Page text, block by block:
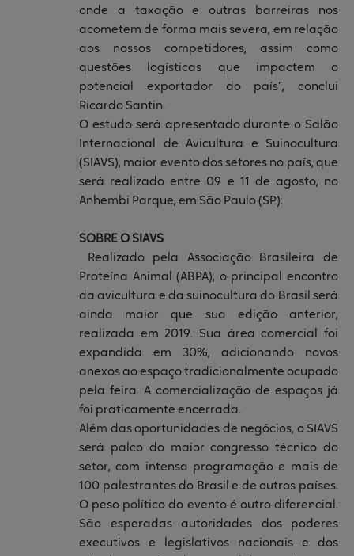
onde a taxação e outras barreiras nos
acometem de forma mais severa, em relação
aos nossos competidores, assim como
questões logísticas que impactem o
potencial exportador do país”, conclui
Ricardo Santin.
O estudo será apresentado durante o Salão
Internacional de Avicultura e Suinocultura
(SIAVS), maior evento dos setores no país, que
será realizado entre 09 e 11 de agosto, no
Anhembi Parque, em São Paulo (SP).
SOBRE O SIAVS
Realizado pela Associação Brasileira de
Proteína Animal (ABPA), o principal encontro
da avicultura e da suinocultura do Brasil será
ainda maior que sua edição anterior,
realizada em 2019. Sua área comercial foi
expandida em 30%, adicionando novos
anexos ao espaço tradicionalmente ocupado
pela feira. A comercialização de espaços já
foi praticamente encerrada.
Além das oportunidades de negócios, o SIAVS
será palco do maior congresso técnico do
setor, com intensa programação e mais de
100 palestrantes do Brasil e de outros países.
O peso político do evento é outro diferencial.
São esperadas autoridades dos poderes
executivos e legislativos nacionais e dos